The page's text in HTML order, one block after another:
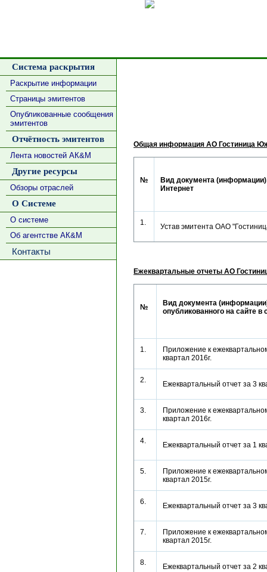
Система раскрытия
Раскрытие информации
Страницы эмитентов
Опубликованные сообщения
эмитентов
Отчётность эмитентов
Лента новостей АК&М
Другие ресурсы
Обзоры отраслей
О Системе
О системе
Об агентстве АК&М
Контакты
Общая информация АО Гостиница
№
Вид документа
Интернет
1. Устав эмитента ОАО
Ежеквартальные отчеты АО
№
Вид документа
опубликованного на сайте в
1.
Приложение к
квартал 2016г.
2. Ежеквартальный отчет за 3
3.
Приложение к
квартал 2016г.
4. Ежеквартальный отчет за 1
5.
Приложение к
квартал 2015г.
6. Ежеквартальный отчет за 3
7.
Приложение к
квартал 2015г.
8. Ежеквартальный отчет за 2